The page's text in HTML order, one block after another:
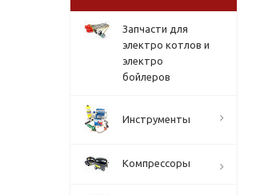
Запчасти для
электро котлов и
электро
бойлеров
Инструменты
Компрессоры